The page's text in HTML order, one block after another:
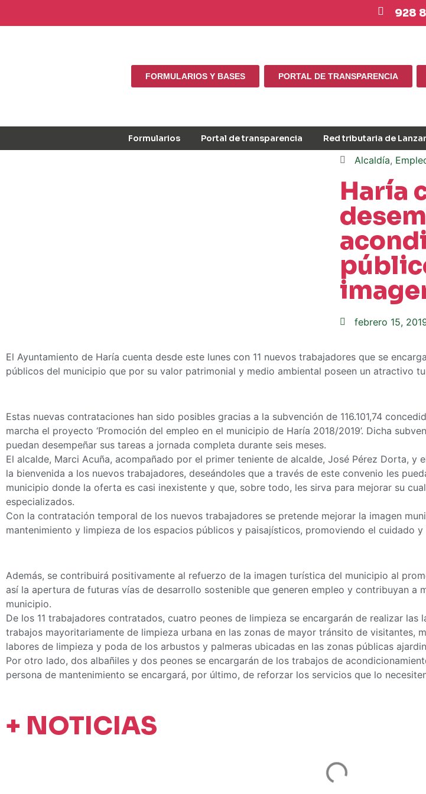
928
FORMULARIOS Y BASES PORTAL DE TRANSPARENCIA
Formularios Portal de transparencia Red tributaria de
Alcaldía,
Haría
febrero 15,
El Ayuntamiento de Haría cuenta desde este lunes con 11 nuevos trabajadores que se
públicos del municipio que por su valor patrimonial y medio ambiental poseen un atractivo
Estas nuevas contrataciones han sido posibles gracias a la subvención de 116.101,74
marcha el proyecto ‘Promoción del empleo en el municipio de Haría 2018/2019’. Dicha
puedan desempeñar sus tareas a jornada completa durante seis meses.
El alcalde, Marci Acuña, acompañado por el primer teniente de alcalde, José Pérez Dorta, y
la bienvenida a los nuevos trabajadores, deseándoles que a través de este convenio les
municipio donde la oferta es casi inexistente y que, sobre todo, les sirva para mejorar su
especializados.
Con la contratación temporal de los nuevos trabajadores se pretende mejorar la imagen
mantenimiento y limpieza de los espacios públicos y paisajísticos, promoviendo el cuidado
Además, se contribuirá positivamente al refuerzo de la imagen turística del municipio al
así la apertura de futuras vías de desarrollo sostenible que generen empleo y contribuyan a
municipio.
De los 11 trabajadores contratados, cuatro peones de limpieza se encargarán de realizar
trabajos mayoritariamente de limpieza urbana en las zonas de mayor tránsito de visitantes,
labores de limpieza y poda de los arbustos y palmeras ubicadas en las zonas públicas
Por otro lado, dos albañiles y dos peones se encargarán de los trabajos de
persona de mantenimiento se encargará, por último, de reforzar los servicios que lo
+ NOTICIAS